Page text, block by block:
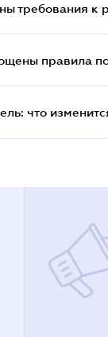
требования к
правила
что